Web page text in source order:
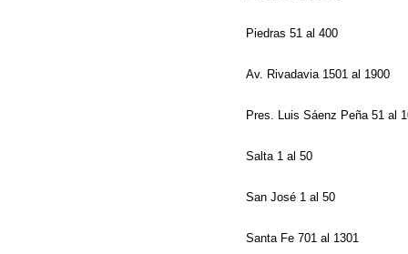
Piedras 51 al 400
Av. Rivadavia 1501 al 1900
Pres. Luis Sáenz Peña 51 al
Salta 1 al 50
San José 1 al 50
Santa Fe 701 al 1301